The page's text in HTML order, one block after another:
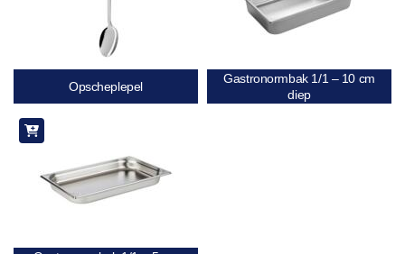
Opscheplepel
Gastronormbak 1/1 – 10 cm
diep